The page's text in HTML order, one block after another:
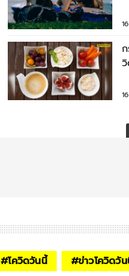
#โควิดวันนี้ #ข่าวโควิดวั